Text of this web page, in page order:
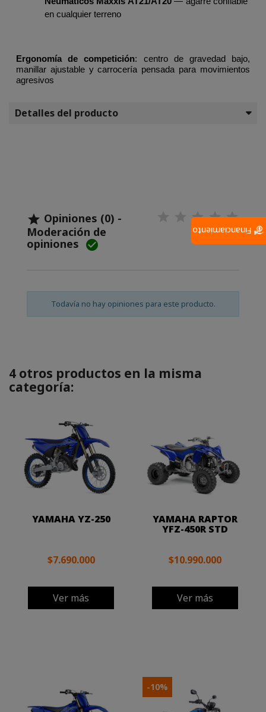
en cualquier terreno
Ergonomía de competición: centro de gravedad bajo,
manillar ajustable y carrocería pensada para movimientos
agresivos
Detalles del producto
 Opiniones (0) -
Moderación de
opiniones 
Todavía no hay opiniones para este producto.
4 otros productos en la misma
categoría:
YAMAHA YZ-250
$7.690.000
Ver más
YAMAHA RAPTOR
YFZ-450R STD
$10.990.000
Ver más
-10%
Financiamiento